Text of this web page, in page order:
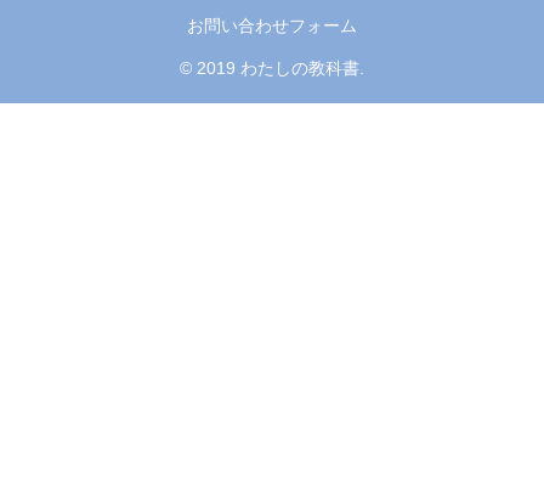
お問い合わせフォーム
© 2019 わたしの教科書.